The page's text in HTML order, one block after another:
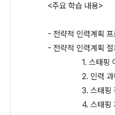
<주요 학습 내용>
- 전략적 인력계획 프
- 전략적 인력계획 절
1. 스태핑
2. 인력
3. 스태핑
4. 스태핑